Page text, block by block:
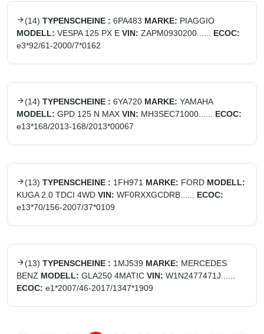
(14) TYPENSCHEINE : 6PA483 MARKE: PIAGGIO
MODELL: VESPA 125 PX E VIN: ZAPM0930200......
ECOC:
e3*92/61-2000/7*0162
(14) TYPENSCHEINE : 6YA720 MARKE: YAMAHA
MODELL: GPD 125 N MAX VIN: MH3SEC71000......
ECOC:
e13*168/2013-168/2013*00067
(13) TYPENSCHEINE : 1FH971 MARKE: FORD MODELL:
KUGA 2.0 TDCI 4WD VIN: WF0RXXGCDRB......
ECOC:
e13*70/156-2007/37*0109
(13) TYPENSCHEINE : 1MJ539 MARKE: MERCEDES
BENZ MODELL: GLA250 4MATIC VIN: W1N2477471J......
ECOC: e1*2007/46-2017/1347*1909